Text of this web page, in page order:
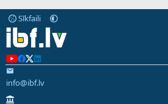
Sīkfaili
info@ibf.lv